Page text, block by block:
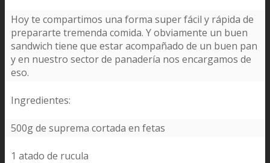
Hoy te compartimos una forma super fácil y rápida de
prepararte tremenda comida. Y obviamente un buen
sandwich tiene que estar acompañado de un buen pan
y en nuestro sector de panadería nos encargamos de
eso.
Ingredientes:
500g de suprema cortada en fetas
1 atado de rucula